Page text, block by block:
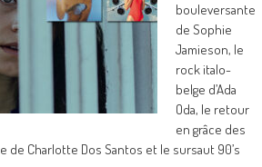
bouleversante
de Sophie
Jamieson, le
rock italo-
belge d’Ada
Oda, le retour
en grâce des
de Charlotte Dos Santos et le sursaut 90’s